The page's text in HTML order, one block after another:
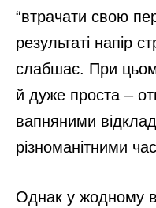
“втрачати свою
результаті напір
слабшає. При
й дуже проста –
вапняними
різноманітними
Однак у жодному